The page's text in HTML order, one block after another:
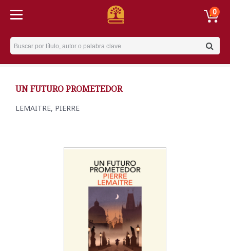
0
Username
UN FUTURO PROMETEDOR
LEMAITRE, PIERRE